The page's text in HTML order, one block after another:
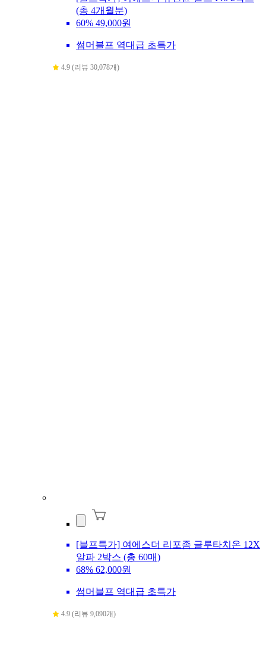
(총 4개월분)
60% 49,000원
썸머블프 역대급 초특가
4.9 (리뷰 30,078개)
[블프특가] 여에스더 리포좀 글루타치온 12X
알파 2박스 (총 60매)
68% 62,000원
썸머블프 역대급 초특가
4.9 (리뷰 9,090개)